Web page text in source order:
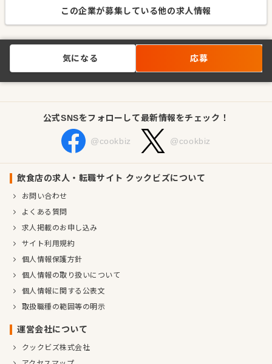
この企業が募集している他の求人情報
気になる 応募
公式SNSをフォローして最新情報をチェック！
@cookbiz @cookbiz
飲食店の求人・転職サイト クックビズについて
お問い合わせ
よくある質問
求人掲載のお申し込み
サイト利用規約
個人情報保護方針
個人情報の取り扱いについて
個人情報に関する公表文
取扱職種の範囲等の明示
運営会社について
クックビズ株式会社